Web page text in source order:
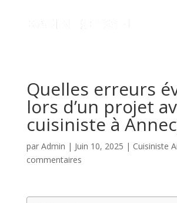
Quelles erreurs
lors d’un projet
cuisiniste à
par Admin | Juin 10, 2025 | Cuisiniste
commentaires